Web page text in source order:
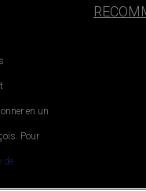
en un
Pour
de